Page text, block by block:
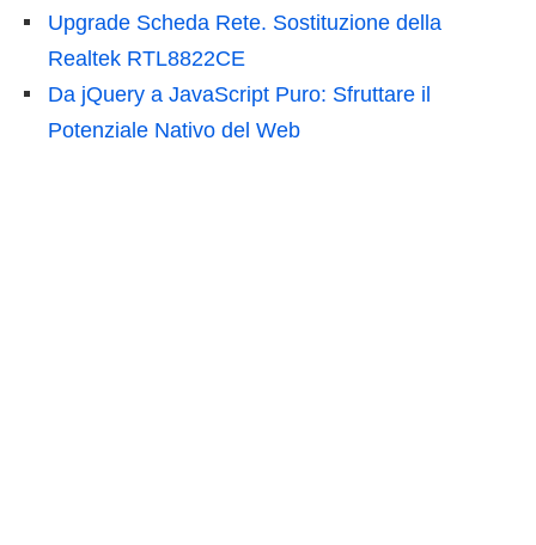
Upgrade Scheda Rete. Sostituzione della
Realtek RTL8822CE
Da jQuery a JavaScript Puro: Sfruttare il
Potenziale Nativo del Web